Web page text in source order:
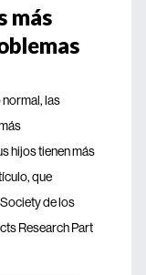
más
las
hijos tienen más
que
de los
Research Part